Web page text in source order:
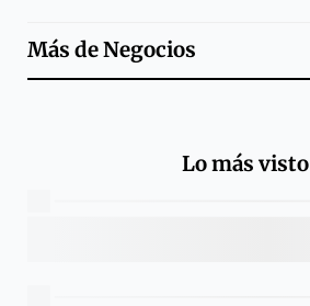
Más deNegocios
Lo más visto